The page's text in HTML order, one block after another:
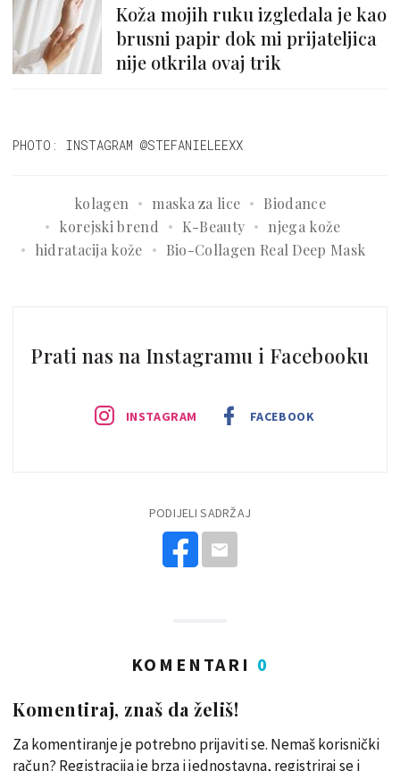
Koža mojih ruku izgledala je kao
brusni papir dok mi prijateljica
nije otkrila ovaj trik
PHOTO: INSTAGRAM @STEFANIELEEXX
kolagen maska za lice
Biodance
korejski brend
K-Beauty
njega kože
hidratacija kože
Bio-Collagen Real Deep Mask
Prati nas na Instagramu i Facebooku
INSTAGRAM FACEBOOK
PODIJELI SADRŽAJ
KOMENTARI 0
Komentiraj, znaš da želiš!
Za komentiranje je potrebno prijaviti se. Nemaš korisnički
račun? Registracija je brza i jednostavna, registriraj se i